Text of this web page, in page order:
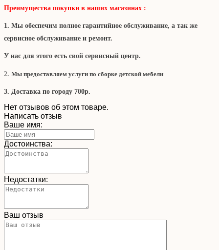
Преимущества покупки в наших магазинах :
1. Мы обеспечим полное гарантийное обслуживание, а так же
сервисное обслуживание и ремонт.
У нас для этого есть свой сервисный центр.
2. Мы предоставляем услуги по сборке детской мебели
3. Доставка по городу 700р.
Нет отзывов об этом товаре.
Написать отзыв
Ваше имя:
Достоинства:
Недостатки:
Ваш отзыв